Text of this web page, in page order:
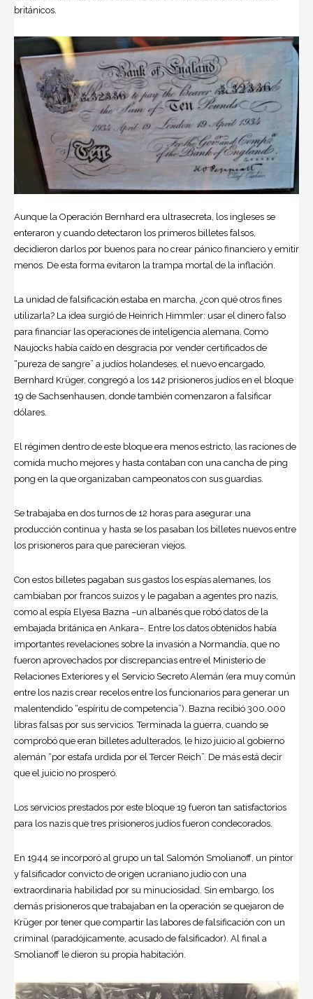
británicos.
Aunque la Operación Bernhard era ultrasecreta, los ingleses se
enteraron y cuando detectaron los primeros billetes falsos,
decidieron darlos por buenos para no crear pánico financiero y emitir
menos. De esta forma evitaron la trampa mortal de la inflación.
La unidad de falsificación estaba en marcha, ¿con qué otros fines
utilizarla? La idea surgió de Heinrich Himmler: usar el dinero falso
para financiar las operaciones de inteligencia alemana. Como
Naujocks había caído en desgracia por vender certificados de
“pureza de sangre” a judíos holandeses, el nuevo encargado,
Bernhard Krüger, congregó a los 142 prisioneros judíos en el bloque
19 de Sachsenhausen, donde también comenzaron a falsificar
dólares.
El régimen dentro de este bloque era menos estricto, las raciones de
comida mucho mejores y hasta contaban con una cancha de ping
pong en la que organizaban campeonatos con sus guardias.
Se trabajaba en dos turnos de 12 horas para asegurar una
producción continua y hasta se los pasaban los billetes nuevos entre
los prisioneros para que parecieran viejos.
Con estos billetes pagaban sus gastos los espías alemanes, los
cambiaban por francos suizos y le pagaban a agentes pro nazis,
como al espía Elyesa Bazna –un albanés que robó datos de la
embajada británica en Ankara–. Entre los datos obtenidos había
importantes revelaciones sobre la invasión a Normandía, que no
fueron aprovechados por discrepancias entre el Ministerio de
Relaciones Exteriores y el Servicio Secreto Alemán (era muy común
entre los nazis crear recelos entre los funcionarios para generar un
malentendido “espíritu de competencia”). Bazna recibió 300.000
libras falsas por sus servicios. Terminada la guerra, cuando se
comprobó que eran billetes adulterados, le hizo juicio al gobierno
alemán “por estafa urdida por el Tercer Reich”. De más está decir
que el juicio no prosperó.
Los servicios prestados por este bloque 19 fueron tan satisfactorios
para los nazis que tres prisioneros judíos fueron condecorados.
En 1944 se incorporó al grupo un tal Salomón Smolianoff, un pintor
y falsificador convicto de origen ucraniano judío con una
extraordinaria habilidad por su minuciosidad. Sin embargo, los
demás prisioneros que trabajaban en la operación se quejaron de
Krüger por tener que compartir las labores de falsificación con un
criminal (paradójicamente, acusado de falsificador). Al final a
Smolianoff le dieron su propia habitación.